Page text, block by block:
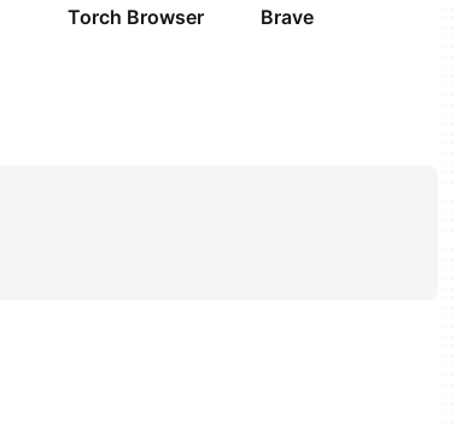
Torch Browser Brave